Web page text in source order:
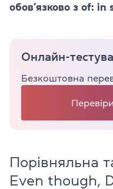
обов’язково з of: in
Онлайн-
Безкоштовна
Порівняльна
Even though,